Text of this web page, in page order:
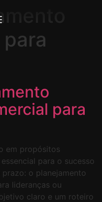
para
em propósitos
para o sucesso
o planejamento
lideranças ou
claro e um roteiro